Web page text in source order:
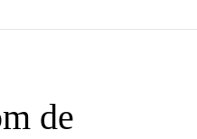
de